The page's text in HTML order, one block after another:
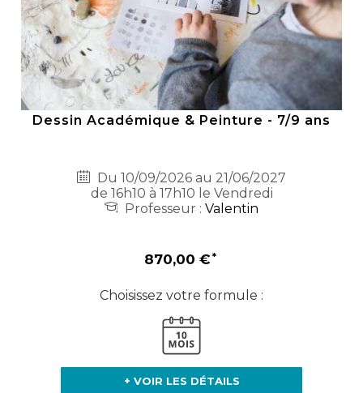
Dessin Académique & Peinture - 7/9 ans
Du 10/09/2026 au 21/06/2027
de 16h10 à 17h10 le Vendredi
Professeur : Valentin
870,00 €
Choisissez votre formule :
+ VOIR LES DÉTAILS